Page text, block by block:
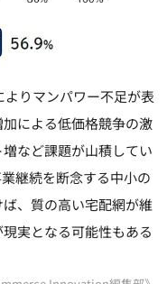
りマンパワー不足が表
による低価格競争の激
など課題が山積してい
継続を断念する中小の
、質の高い宅配網が維
実となる可能性もある